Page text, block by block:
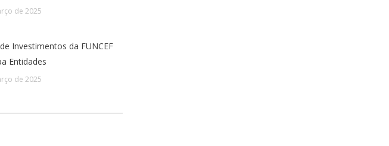
de 2025
Investimentos da FUNCEF
Entidades
de 2025